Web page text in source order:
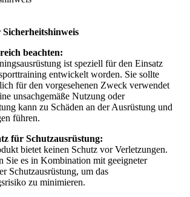
beachten:
ist speziell für den Einsatz
entwickelt worden. Sie sollte
für den vorgesehenen Zweck verwendet
unsachgemäße Nutzung oder
kann zu Schäden an der Ausrüstung und
führen.
für Schutzausrüstung:
bietet keinen Schutz vor Verletzungen.
Sie es in Kombination mit geeigneter
Schutzausrüstung, um das
zu minimieren.